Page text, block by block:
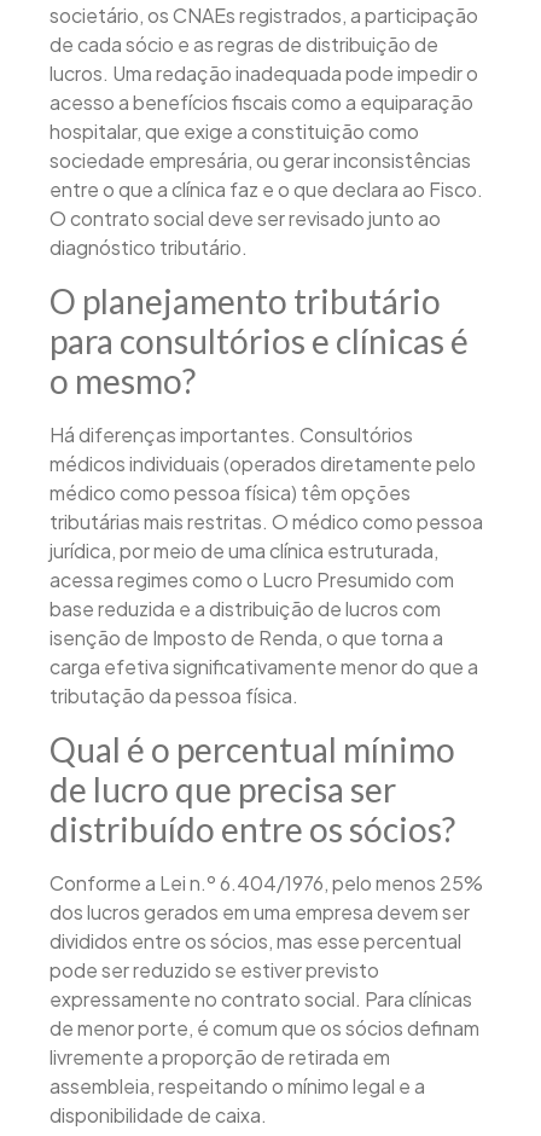
societário, os CNAEs registrados, a participação
de cada sócio e as regras de distribuição de
lucros. Uma redação inadequada pode impedir o
acesso a benefícios fiscais como a equiparação
hospitalar, que exige a constituição como
sociedade empresária, ou gerar inconsistências
entre o que a clínica faz e o que declara ao Fisco.
O contrato social deve ser revisado junto ao
diagnóstico tributário.
O planejamento tributário
para consultórios e clínicas é
o mesmo?
Há diferenças importantes. Consultórios
médicos individuais (operados diretamente pelo
médico como pessoa física) têm opções
tributárias mais restritas. O médico como pessoa
jurídica, por meio de uma clínica estruturada,
acessa regimes como o Lucro Presumido com
base reduzida e a distribuição de lucros com
isenção de Imposto de Renda, o que torna a
carga efetiva significativamente menor do que a
tributação da pessoa física.
Qual é o percentual mínimo
de lucro que precisa ser
distribuído entre os sócios?
Conforme a Lei n.º 6.404/1976, pelo menos 25%
dos lucros gerados em uma empresa devem ser
divididos entre os sócios, mas esse percentual
pode ser reduzido se estiver previsto
expressamente no contrato social. Para clínicas
de menor porte, é comum que os sócios definam
livremente a proporção de retirada em
assembleia, respeitando o mínimo legal e a
disponibilidade de caixa.